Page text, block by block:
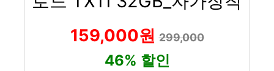
159,000원299,000
46% 할인